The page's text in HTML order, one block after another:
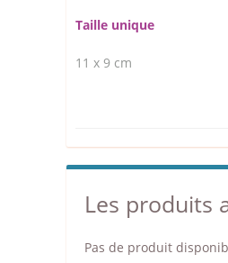
Taille unique
11 x 9 cm
Les produits
Pas de produit